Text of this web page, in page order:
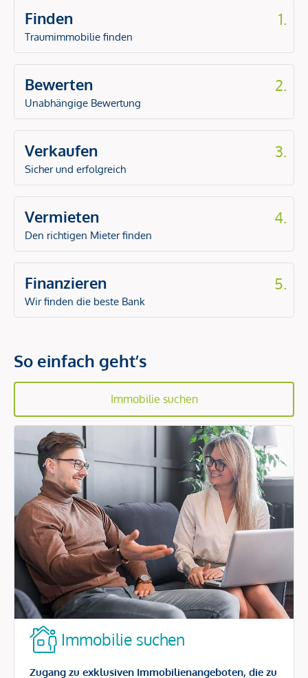
Finden
Traumimmobilie finden
1.
Bewerten
Unabhängige Bewertung
2.
Verkaufen
Sicher und erfolgreich
3.
Vermieten
Den richtigen Mieter finden
4.
Finanzieren
Wir finden die beste Bank
5.
So einfach geht’s
Immobilie suchen
Immobilie suchen
Zugang zu exklusiven Immobilienangeboten, die zu